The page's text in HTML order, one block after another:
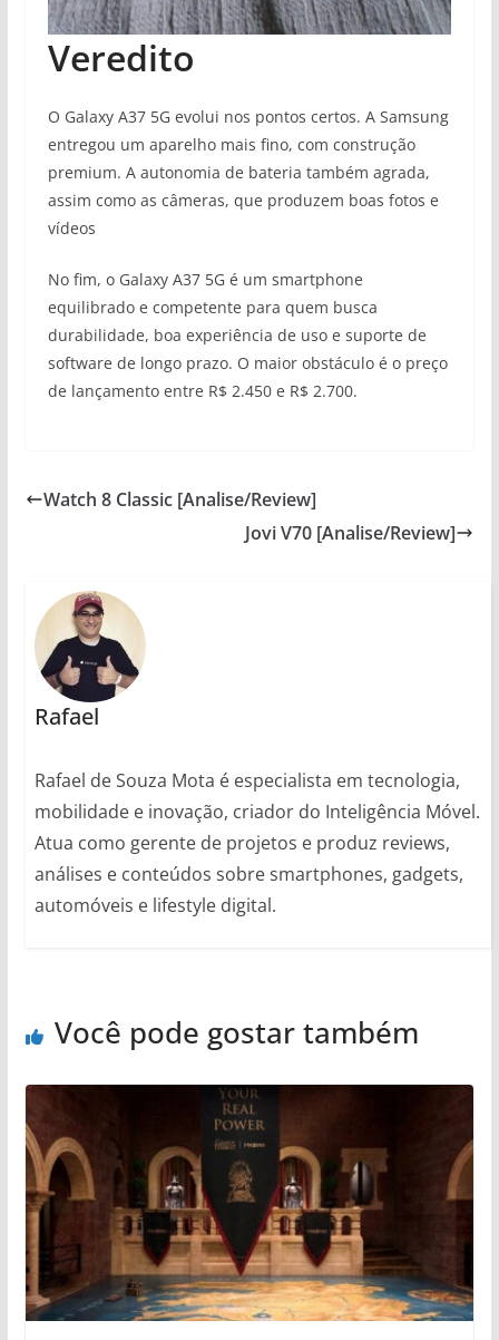
Veredito
O Galaxy A37 5G evolui nos pontos certos. A Samsung
entregou um aparelho mais fino, com construção
premium. A autonomia de bateria também agrada,
assim como as câmeras, que produzem boas fotos e
vídeos
No fim, o Galaxy A37 5G é um smartphone
equilibrado e competente para quem busca
durabilidade, boa experiência de uso e suporte de
software de longo prazo. O maior obstáculo é o preço
de lançamento entre R$ 2.450 e R$ 2.700.
Watch 8 Classic [Analise/Review]
Jovi V70 [Analise/Review]
Rafael
Rafael de Souza Mota é especialista em tecnologia,
mobilidade e inovação, criador do Inteligência Móvel.
Atua como gerente de projetos e produz reviews,
análises e conteúdos sobre smartphones, gadgets,
automóveis e lifestyle digital.
Você pode gostar também